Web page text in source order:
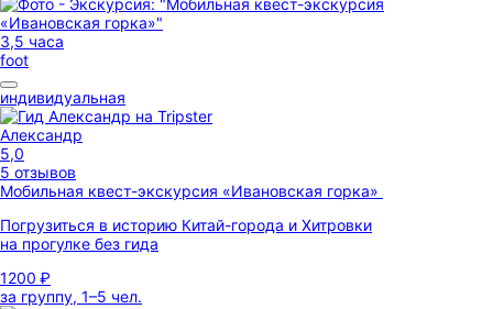
3,5 часа
foot
индивидуальная
Александр
5,0
5 отзывов
Мобильная квест-экскурсия «Ивановская горка»
Погрузиться в историю Китай-города и Хитровки
на прогулке без гида
1200 ₽
за группу, 1–5 чел.